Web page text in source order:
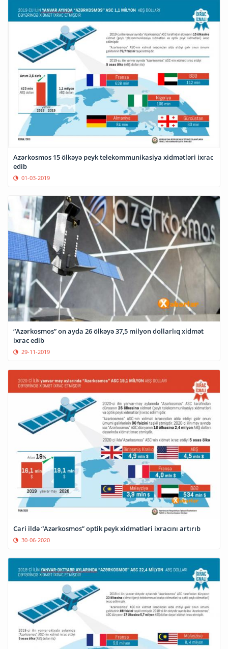
Azərkosmos 15 ölkəyə peyk telekommunikasiya xidmətləri ixrac
edib
01-03-2019
“Azərkosmos” on ayda 26 ölkəyə 37,5 milyon dollarlıq xidmət
ixrac edib
29-11-2019
Cari ildə “Azərkosmos” optik peyk xidmətləri ixracını artırıb
30-06-2020